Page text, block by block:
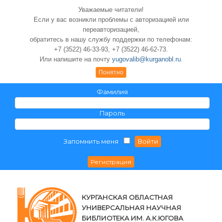
Уважаемые читатели!
Если у вас возникли проблемы с авторизацией или
переавторизацией,
обратитесь в нашу службу поддержки по телефонам:
+7 (3522) 46-33-93, +7 (3522) 46-62-73.
Или напишите на почту yugovalib@kurganobl.ru.
Понятно
Фамилия
Пароль
Запомнить меня
КУРГАНСКАЯ ОБЛАСТНАЯ
УНИВЕРСАЛЬНАЯ НАУЧНАЯ
БИБЛИОТЕКА ИМ. А.К.ЮГОВА